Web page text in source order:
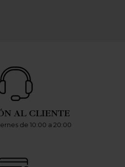
AL CLIENTE
de 10:00 a 20:00